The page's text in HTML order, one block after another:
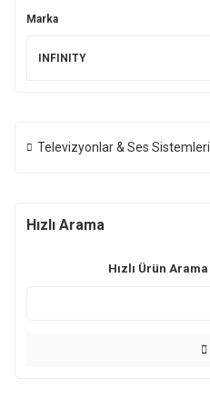
Marka
INFINITY
Televizyonlar & Ses Sistemleri
Hızlı Arama
Hızlı Ürün Arama